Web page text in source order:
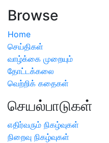
Browse
Home
செய்திகள்
வாழ்க்கை முறையும்
தோட்டக்கலை
வெற்றிக் கதைகள்
செயல்பாடுகள்
எதிர்வரும் நிகழ்வுகள்
நிறைவு நிகழ்வுகள்